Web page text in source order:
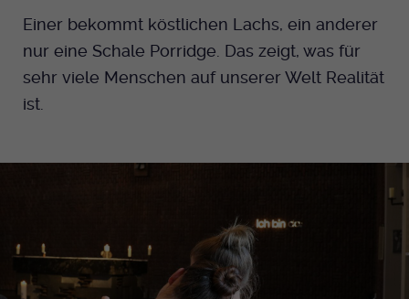
Einer bekommt köstlichen Lachs, ein anderer
nur eine Schale Porridge. Das zeigt, was für
sehr viele Menschen auf unserer Welt Realität
ist.